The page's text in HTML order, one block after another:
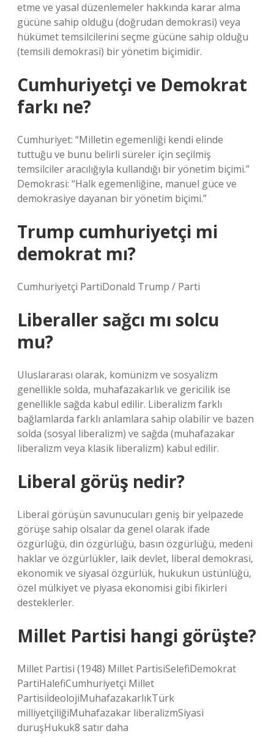
etme ve yasal düzenlemeler hakkında karar alma
gücüne sahip olduğu (doğrudan demokrasi) veya
hükümet temsilcilerini seçme gücüne sahip olduğu
(temsili demokrasi) bir yönetim biçimidir.
Cumhuriyetçi ve Demokrat
farkı ne?
Cumhuriyet: “Milletin egemenliği kendi elinde
tuttuğu ve bunu belirli süreler için seçilmiş
temsilciler aracılığıyla kullandığı bir yönetim biçimi.”
Demokrasi: “Halk egemenliğine, manuel güce ve
demokrasiye dayanan bir yönetim biçimi.”
Trump cumhuriyetçi mi
demokrat mı?
Cumhuriyetçi PartiDonald Trump / Parti
Liberaller sağcı mı solcu
mu?
Uluslararası olarak, komünizm ve sosyalizm
genellikle solda, muhafazakarlık ve gericilik ise
genellikle sağda kabul edilir. Liberalizm farklı
bağlamlarda farklı anlamlara sahip olabilir ve bazen
solda (sosyal liberalizm) ve sağda (muhafazakar
liberalizm veya klasik liberalizm) kabul edilir.
Liberal görüş nedir?
Liberal görüşün savunucuları geniş bir yelpazede
görüşe sahip olsalar da genel olarak ifade
özgürlüğü, din özgürlüğü, basın özgürlüğü, medeni
haklar ve özgürlükler, laik devlet, liberal demokrasi,
ekonomik ve siyasal özgürlük, hukukun üstünlüğü,
özel mülkiyet ve piyasa ekonomisi gibi fikirleri
desteklerler.
Millet Partisi hangi görüşte?
Millet Partisi (1948) Millet PartisiSelefiDemokrat
PartiHalefiCumhuriyetçi Millet
PartisiİdeolojiMuhafazakarlıkTürk
milliyetçiliğiMuhafazakar liberalizmSiyasi
duruşHukuk8 satır daha